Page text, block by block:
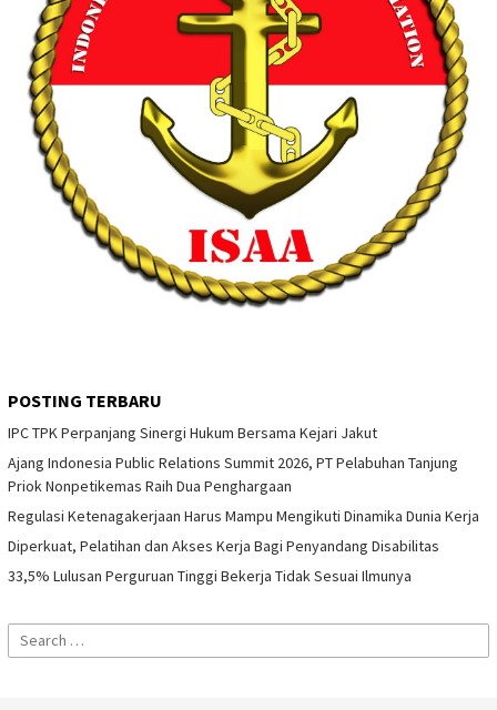
POSTING TERBARU
IPC TPK Perpanjang Sinergi Hukum Bersama Kejari Jakut
Ajang Indonesia Public Relations Summit 2026, PT Pelabuhan Tanjung
Priok Nonpetikemas Raih Dua Penghargaan
Regulasi Ketenagakerjaan Harus Mampu Mengikuti Dinamika Dunia Kerja
Diperkuat, Pelatihan dan Akses Kerja Bagi Penyandang Disabilitas
33,5% Lulusan Perguruan Tinggi Bekerja Tidak Sesuai Ilmunya
Search
for: